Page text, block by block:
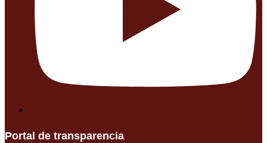
Portal de transparencia